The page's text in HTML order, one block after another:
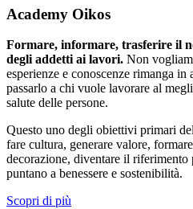
Academy Oikos
Formare, informare, trasferire il
degli addetti ai lavori. Non
esperienze e conoscenze rimanga
passarlo a chi vuole lavorare al
salute delle persone.
Questo uno degli obiettivi primari
fare cultura, generare valore,
decorazione, diventare il
puntano a benessere e sostenibilità.
Scopri di più